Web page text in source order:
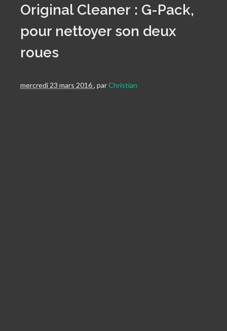
Original Cleaner : G-Pack,
pour nettoyer son deux
roues
mercredi 23 mars 2016, parChristian